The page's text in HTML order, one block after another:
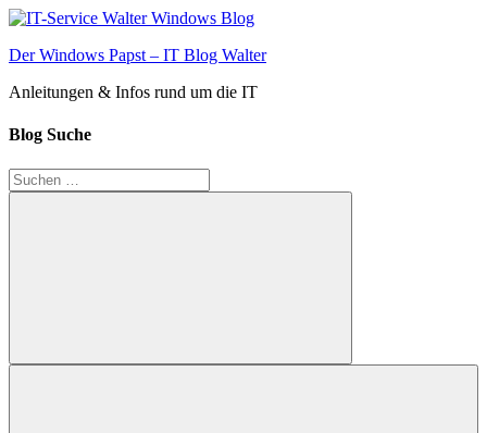
Zum
springen
Der Windows Papst – IT Blog Walter
Anleitungen & Infos rund um die IT
Blog Suche
Suchen
nach:
Suchen